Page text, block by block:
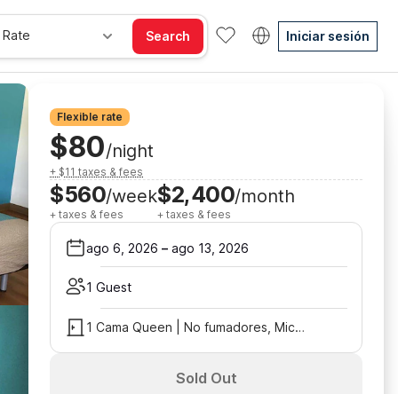
Search Iniciar sesión
Flexible rate
$80/night
+ $11 taxes & fees
$560/week
+ taxes & fees
$2,400/month
+ taxes & fees
ago 6, 2026 – ago 13, 2026
1 Guest
1 Cama Queen | No fumadores, Microondas
Sold Out